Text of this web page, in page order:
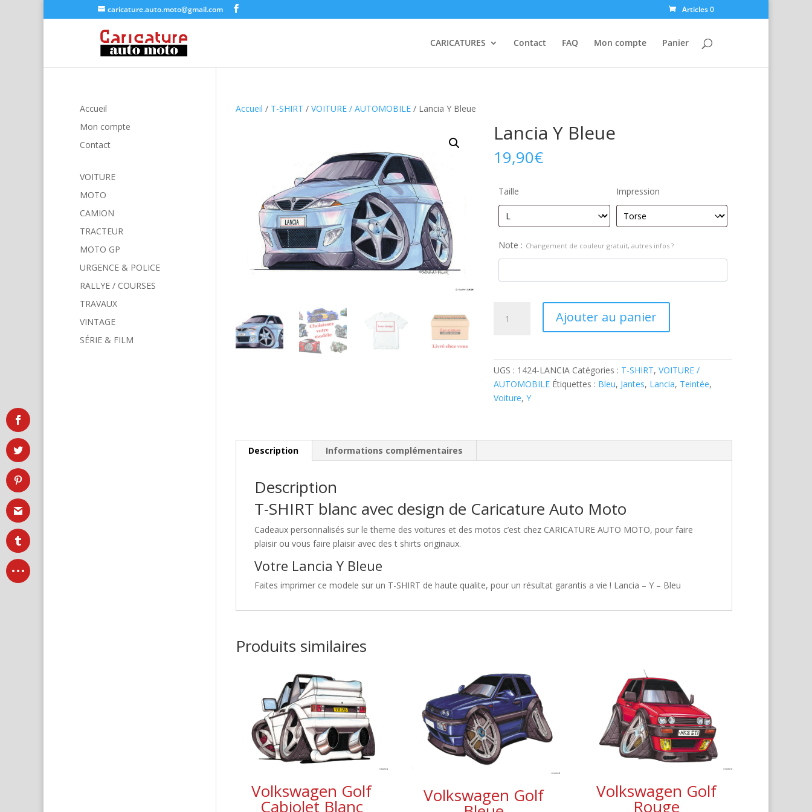
caricature.auto.moto@gmail.com Articles 0
CARICATURES Contact FAQ Mon compte Panier
Accueil / T-SHIRT / VOITURE / AUTOMOBILE/ Lancia Y Bleue
Lancia Y Bleue
19,90€
Taille Impression
Note : Changement de couleur gratuit, autres infos ?
Ajouter au panier
UGS : 1424-LANCIA Catégories : T-SHIRT,VOITURE /
AUTOMOBILE Étiquettes : Bleu, Jantes, Lancia, Teintée,
Voiture,Y
Description Informations complémentaires
Description
T-SHIRT blanc avec design de Caricature Auto Moto
Cadeaux personnalisés sur le theme des voitures et des motos c’est chez CARICATURE AUTO MOTO, pour faire
plaisir ou vous faire plaisir avec des t shirts originaux.
Votre Lancia Y Bleue
Faites imprimer ce modele sur un T-SHIRT de haute qualite, pour un résultat garantis a vie ! Lancia – Y – Bleu
Produits similaires
Volkswagen Golf
Cabiolet Blanc
Volkswagen Golf Volkswagen Golf
Rouge
Accueil
Mon compte
Contact
VOITURE
MOTO
CAMION
TRACTEUR
MOTO GP
URGENCE & POLICE
RALLYE / COURSES
TRAVAUX
VINTAGE
SÉRIE & FILM